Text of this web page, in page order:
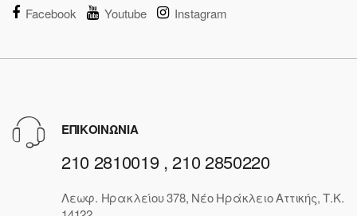
Facebook Youtube Instagram
ΕΠΙΚΟΙΝΩΝΙΑ
210 2810019 , 210 2850220
Λεωφ. Ηρακλείου 378, Νέο Ηράκλειο Αττικής, Τ.Κ.